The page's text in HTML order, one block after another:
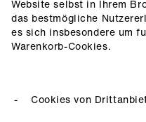
Website selbst in Ihrem
das bestmögliche
es sich insbesondere um
Warenkorb-Cookies.
Cookies von